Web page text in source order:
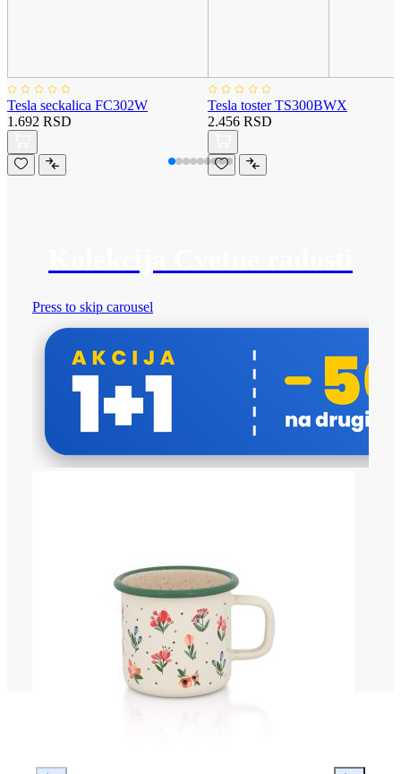
Tesla seckalica FC302W
1.692 RSD
Tesla toster TS300BWX
2.456 RSD
Press to skip carousel